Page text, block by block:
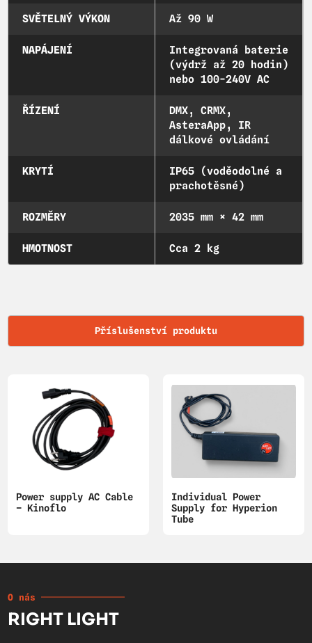
SVĚTELNÝ VÝKON Až 90 W
NAPÁJENÍ
Integrovaná baterie
(výdrž až 20 hodin)
nebo 100-240V AC
ŘÍZENÍ
DMX, CRMX,
AsteraApp, IR
dálkové ovládání
KRYTÍ
IP65 (voděodolné a
prachotěsné)
ROZMĚRY 2035 mm × 42 mm
HMOTNOST Cca 2 kg
Příslušenství produktu
Power supply AC Cable
– Kinoflo
Individual Power
Supply for Hyperion
Tube
O nás
RIGHT LIGHT